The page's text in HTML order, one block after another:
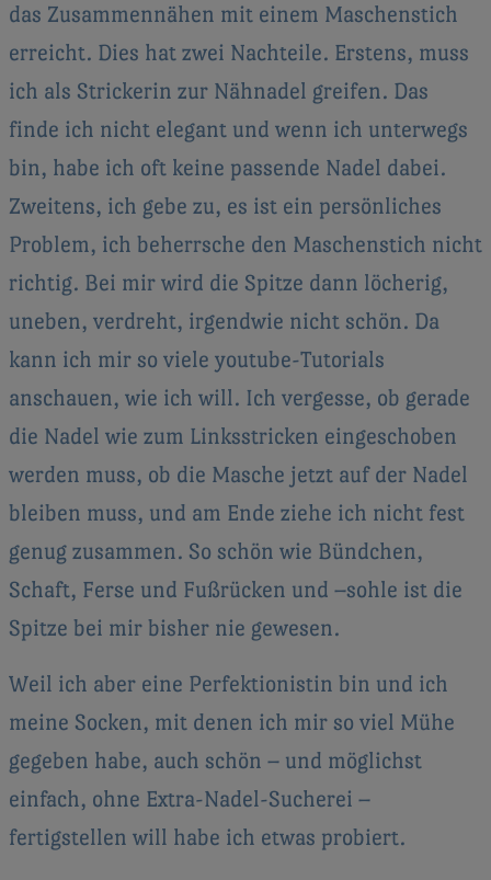
das Zusammennähen mit einem Maschenstich
erreicht. Dies hat zwei Nachteile. Erstens, muss
ich als Strickerin zur Nähnadel greifen. Das
finde ich nicht elegant und wenn ich unterwegs
bin, habe ich oft keine passende Nadel dabei.
Zweitens, ich gebe zu, es ist ein persönliches
Problem, ich beherrsche den Maschenstich nicht
richtig. Bei mir wird die Spitze dann löcherig,
uneben, verdreht, irgendwie nicht schön. Da
kann ich mir so viele youtube-Tutorials
anschauen, wie ich will. Ich vergesse, ob gerade
die Nadel wie zum Linksstricken eingeschoben
werden muss, ob die Masche jetzt auf der Nadel
bleiben muss, und am Ende ziehe ich nicht fest
genug zusammen. So schön wie Bündchen,
Schaft, Ferse und Fußrücken und –sohle ist die
Spitze bei mir bisher nie gewesen.
Weil ich aber eine Perfektionistin bin und ich
meine Socken, mit denen ich mir so viel Mühe
gegeben habe, auch schön – und möglichst
einfach, ohne Extra-Nadel-Sucherei –
fertigstellen will habe ich etwas probiert.